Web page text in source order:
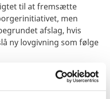
til at fremsætte
men
afslag, hvis
ny lovgivning som følge
Kommissionen til
hvor EU har